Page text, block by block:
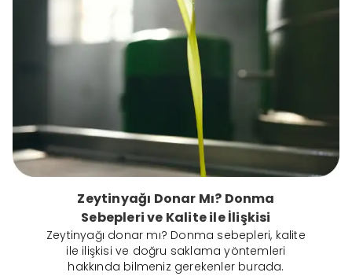
Zeytinyağı Donar Mı? Donma
Sebepleri ve Kalite ile İlişkisi
Zeytinyağı donar mı? Donma sebepleri, kalite
ile ilişkisi ve doğru saklama yöntemleri
hakkında bilmeniz gerekenler burada.